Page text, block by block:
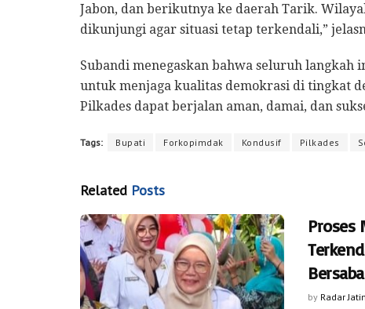
Jabon, dan berikutnya ke daerah Tarik.
dikunjungi agar situasi tetap terkendali,”
Subandi menegaskan bahwa seluruh
untuk menjaga kualitas demokrasi di tingkat
Pilkades dapat berjalan aman, damai, dan
Tags: Bupati Forkopimdak Kondusif Pilkades
Related Posts
Proses
by Radar